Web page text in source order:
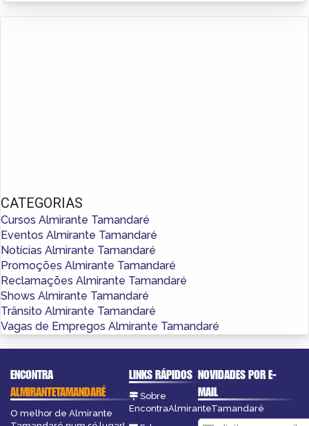
CATEGORIAS
Cursos Almirante Tamandaré
Eventos Almirante Tamandaré
Notícias Almirante Tamandaré
Promoções Almirante Tamandaré
Reclamações Almirante Tamandaré
Shows Almirante Tamandaré
Trânsito Almirante Tamandaré
Vagas de Empregos Almirante Tamandaré
ENCONTRA
ALMIRANTETAMANDARÉ
O melhor de Almirante
LINKS RÁPIDOS
Sobre
EncontraAlmiranteTamandaré
NOVIDADES POR E-
MAIL